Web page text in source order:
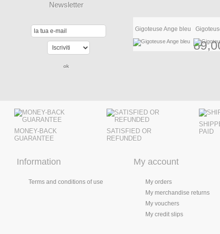
Newsletter
Gigoteuse Ange bleu
MONEY-BACK
GUARANTEE
SATISFIED OR
REFUNDED
PAID
Information
Terms and conditions of use
My account
My orders
My merchandise returns
My vouchers
My credit slips